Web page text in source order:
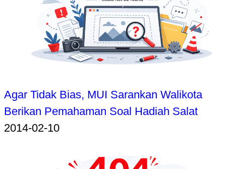
Agar Tidak Bias, MUI Sarankan Walikota
Berikan Pemahaman Soal Hadiah Salat
2014-02-10